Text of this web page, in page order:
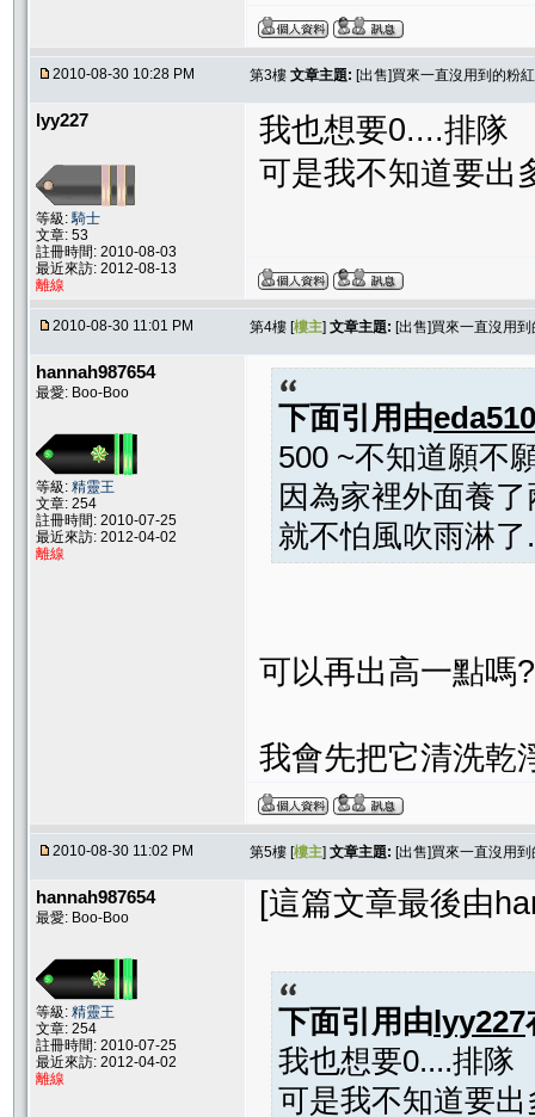
2010-08-30 10:28 PM 第3樓 文章主題: [出售]買來一直沒用到的粉
lyy227
等級:騎士
文章: 53
註冊時間: 2010-08-03
最近來訪: 2012-08-13
離線
我也想要0....排隊
可是我不知道要出
2010-08-30 11:01 PM 第4樓 [樓主] 文章主題: [出售]買來一直沒用
hannah987654
最愛: Boo-Boo
等級: 精靈王
文章: 254
註冊時間: 2010-07-25
最近來訪: 2012-04-02
離線
下面引用由eda510
500 ~不知道願不
因為家裡外面養
就不怕風吹雨淋
可以再出高一點嗎
我會先把它清洗乾
2010-08-30 11:02 PM 第5樓 [樓主] 文章主題: [出售]買來一直沒用
hannah987654
最愛: Boo-Boo
等級: 精靈王
文章: 254
註冊時間: 2010-07-25
最近來訪: 2012-04-02
離線
[這篇文章最後由
下面引用由lyy227
我也想要0....排隊
可是我不知道要出